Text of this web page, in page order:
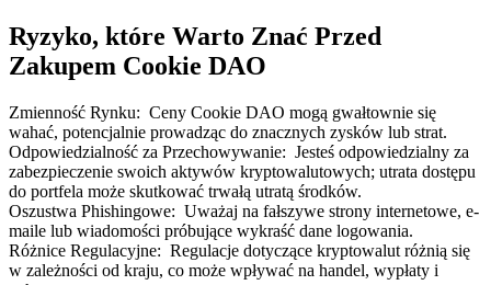
Ryzyko, które Warto Znać Przed
Zakupem Cookie DAO
Zmienność Rynku: Ceny Cookie DAO mogą gwałtownie się
wahać, potencjalnie prowadząc do znacznych zysków lub strat.
Odpowiedzialność za Przechowywanie: Jesteś odpowiedzialny za
zabezpieczenie swoich aktywów kryptowalutowych; utrata dostępu
do portfela może skutkować trwałą utratą środków.
Oszustwa Phishingowe: Uważaj na fałszywe strony internetowe, e-
maile lub wiadomości próbujące wykraść dane logowania.
Różnice Regulacyjne: Regulacje dotyczące kryptowalut różnią się
w zależności od kraju, co może wpływać na handel, wypłaty i